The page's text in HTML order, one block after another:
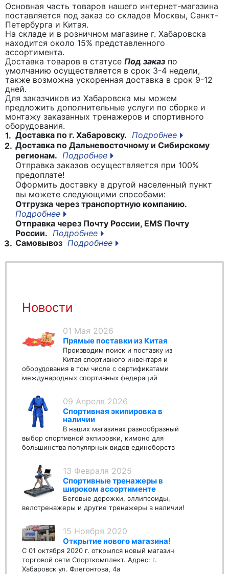
Основная часть товаров нашего интернет-магазина
поставляется под заказ со складов Москвы, Санкт-
Петербурга и Китая.
На складе и в розничном магазине г. Хабаровска
находится около 15% представленного
ассортимента.
Доставка товаров в статусе Под заказ по
умолчанию осуществляется в срок 3-4 недели,
также возможна ускоренная доставка в срок 9-12
дней.
Для заказчиков из Хабаровска мы можем
предложить дополнительные услуги по сборке и
монтажу заказанных тренажеров и спортивного
оборудования.
1. Доставка по г. Хабаровску. Подробнее
2. Доставка по Дальневосточному и Сибирскому
регионам. Подробнее
Отправка заказов осуществляется при 100%
предоплате!
Оформить доставку в другой населенный пункт
вы можете следующими способами:
Отгрузка через транспортную компанию.
Подробнее
Отправка через Почту России, EMS Почту
России. Подробнее
3. Самовывоз Подробнее
Новости
01 Мая 2026
Прямые поставки из Китая
Производим поиск и поставку из
Китая спортивного инвентаря и
оборудования в том числе с сертификатами
международных спортивных федераций
09 Апреля 2026
Спортивная экипировка в
наличии
В наших магазинах разнообразный
выбор спортивной экпировки, кимоно для
большинства популярных видов единоборств
13 Февраля 2025
Спортивные тренажеры в
широком ассортименте
Беговые дорожки, эллипсоиды,
велотренажеры и другие тренажеры в наличии!
15 Ноября 2020
Открытие нового магазина!
С 01 октября 2020 г. открылся новый магазин
торговой сети Спорткомплект. Адрес: г.
Хабаровск ул. Флегонтова, 4а